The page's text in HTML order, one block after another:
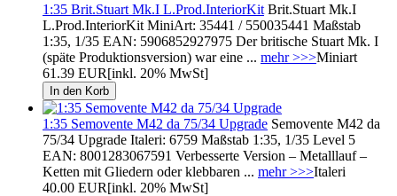
1:35 Brit.Stuart Mk.I L.Prod.InteriorKit Brit.Stuart Mk.I
L.Prod.InteriorKit MiniArt: 35441 / 550035441 Maßstab
1:35, 1/35 EAN: 5906852927975 Der britische Stuart Mk. I
(späte Produktionsversion) war eine ... mehr >>>Miniart
61.39 EUR[inkl. 20% MwSt]
1:35 Semovente M42 da 75/34 Upgrade Semovente M42 da
75/34 Upgrade Italeri: 6759 Maßstab 1:35, 1/35 Level 5
EAN: 8001283067591 Verbesserte Version – Metalllauf –
Ketten mit Gliedern oder klebbaren ... mehr >>>Italeri
40.00 EUR[inkl. 20% MwSt]